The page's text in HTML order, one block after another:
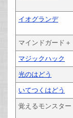
イオグランデ
マインドガード＋
マジックハック
光のはどう
いてつくはどう
覚えるモンスター